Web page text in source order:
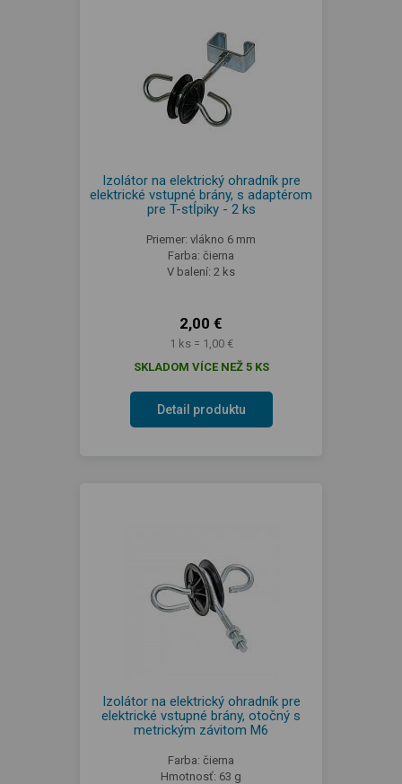
Izolátor na elektrický ohradník pre
elektrické vstupné brány, s adaptérom
pre T-stĺpiky - 2 ks
Priemer: vlákno 6 mm
Farba: čierna
V balení: 2 ks
2,00 €
1 ks = 1,00 €
SKLADOM VÍCE NEŽ 5 KS
Detail produktu
Izolátor na elektrický ohradník pre
elektrické vstupné brány, otočný s
metrickým závitom M6
Farba: čierna
Hmotnosť: 63 g